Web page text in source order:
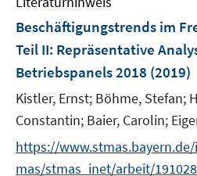
F
n
s
t
e
ö
f
Beschäftigungstrends im
Teil II: Repräsentative
Betriebspanels 2018 (2019)
Kistler, Ernst; Böhme, Stefan;
Constantin; Baier, Carolin;
https://
mas/stmas_inet/arbeit/